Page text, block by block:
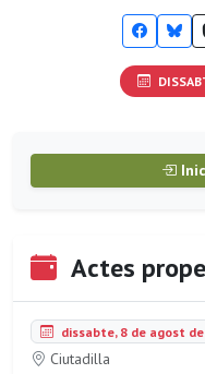
Actes
dissabte, 8 de agost
Ciutadilla